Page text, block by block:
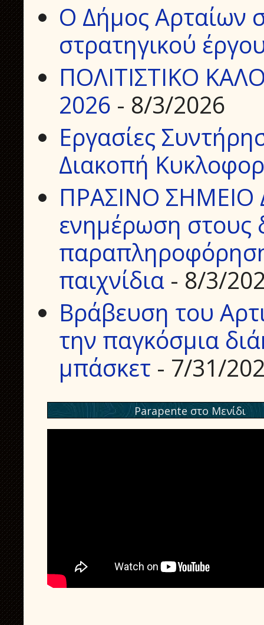
Ο Δήμος Αρταίων
στρατηγικού
ΠΟΛΙΤΙΣΤΙΚΟ
2026 - 8/3/2026
Εργασίες
Διακοπή
ΠΡΑΣΙΝΟ
ενημέρωση στους
παιχνίδια - 8/3/
Βράβευση του
την παγκόσμια
μπάσκετ - 7/31/
Parapente στο Μενίδι